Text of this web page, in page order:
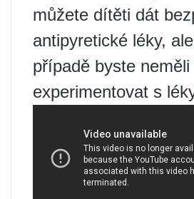
můžete dítěti dát
antipyretické léky,
případě byste neměli
experimentovat s